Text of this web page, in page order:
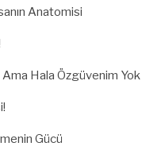
Anatomisi
Hala Özgüvenim Yok
Gücü